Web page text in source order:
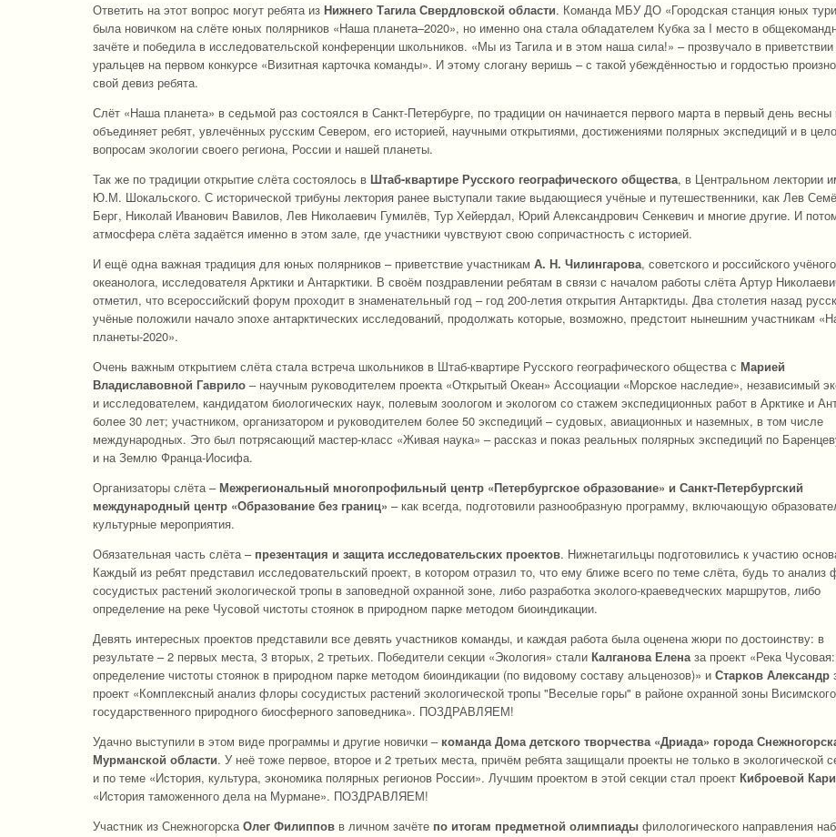
Ответить на этот вопрос могут ребята из Нижнего Тагила Свердловской области. Команда МБУ ДО «Городская станция юных
была новичком на слёте юных полярников «Наша планета–2020», но именно она стала обладателем Кубка за I место в
зачёте и победила в исследовательской конференции школьников. «Мы из Тагила и в этом наша сила!» – прозвучало в приветствии
уральцев на первом конкурсе «Визитная карточка команды». И этому слогану веришь – с такой убеждённостью и гордостью
свой девиз ребята.
Слёт «Наша планета» в седьмой раз состоялся в Санкт-Петербурге, по традиции он начинается первого марта в первый день весны
объединяет ребят, увлечённых русским Севером, его историей, научными открытиями, достижениями полярных экспедиций и в
вопросам экологии своего региона, России и нашей планеты.
Так же по традиции открытие слёта состоялось в Штаб-квартире Русского географического общества, в Центральном лектории
Ю.М. Шокальского. С исторической трибуны лектория ранее выступали такие выдающиеся учёные и путешественники, как Лев
Берг, Николай Иванович Вавилов, Лев Николаевич Гумилёв, Тур Хейердал, Юрий Александрович Сенкевич и многие другие. И
атмосфера слёта задаётся именно в этом зале, где участники чувствуют свою сопричастность с историей.
И ещё одна важная традиция для юных полярников – приветствие участникам А. Н. Чилингарова, советского и российского
океанолога, исследователя Арктики и Антарктики. В своём поздравлении ребятам в связи с началом работы слёта Артур
отметил, что всероссийский форум проходит в знаменательный год – год 200-летия открытия Антарктиды. Два столетия назад
учёные положили начало эпохе антарктических исследований, продолжать которые, возможно, предстоит нынешним участникам
планеты-2020».
Очень важным открытием слёта стала встреча школьников в Штаб-квартире Русского географического общества с Марией
Владиславовной Гаврило – научным руководителем проекта «Открытый Океан» Ассоциации «Морское наследие», независимый
и исследователем, кандидатом биологических наук, полевым зоологом и экологом со стажем экспедиционных работ в Арктике и
более 30 лет; участником, организатором и руководителем более 50 экспедиций – судовых, авиационных и наземных, в том числе
международных. Это был потрясающий мастер-класс «Живая наука» – рассказ и показ реальных полярных экспедиций по
и на Землю Франца-Иосифа.
Организаторы слёта – Межрегиональный многопрофильный центр «Петербургское образование» и Санкт-Петербургский
международный центр «Образование без границ» – как всегда, подготовили разнообразную программу, включающую
культурные мероприятия.
Обязательная часть слёта – презентация и защита исследовательских проектов. Нижнетагильцы подготовились к участию
Каждый из ребят представил исследовательский проект, в котором отразил то, что ему ближе всего по теме слёта, будь то анализ
сосудистых растений экологической тропы в заповедной охранной зоне, либо разработка эколого-краеведческих маршрутов, либо
определение на реке Чусовой чистоты стоянок в природном парке методом биоиндикации.
Девять интересных проектов представили все девять участников команды, и каждая работа была оценена жюри по достоинству: в
результате – 2 первых места, 3 вторых, 2 третьих. Победители секции «Экология» стали Калганова Еленаза проект «Река Чусовая:
определение чистоты стоянок в природном парке методом биоиндикации (по видовому составу альценозов)» и Старков Александр
проект «Комплексный анализ флоры сосудистых растений экологической тропы "Веселые горы" в районе охранной зоны Висимского
государственного природного биосферного заповедника». ПОЗДРАВЛЯЕМ!
Удачно выступили в этом виде программы и другие новички – команда Дома детского творчества «Дриада» города
Мурманской области. У неё тоже первое, второе и 2 третьих места, причём ребята защищали проекты не только в экологической
и по теме «История, культура, экономика полярных регионов России». Лучшим проектом в этой секции стал проект Киброевой
«История таможенного дела на Мурмане». ПОЗДРАВЛЯЕМ!
Участник из СнежногорскаОлег Филиппов в личном зачёте по итогам предметной олимпиады филологического направления